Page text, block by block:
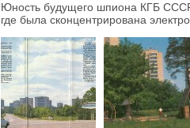
Юность будущего шпиона КГБ
где была сконцентрирована